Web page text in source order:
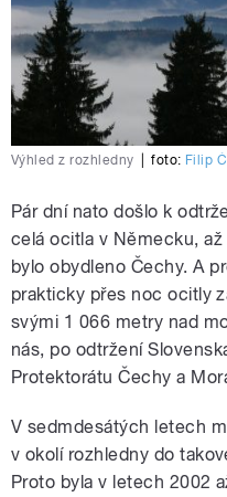
Výhled z rozhledny foto: Filip
Pár dní nato došlo k
celá ocitla v Německu,
bylo obydleno Čechy. A
prakticky přes noc ocitly
svými 1 066 metry nad
nás, po odtržení
Protektorátu Čechy a
V sedmdesátých letech
v okolí rozhledny do
Proto byla v letech 2002